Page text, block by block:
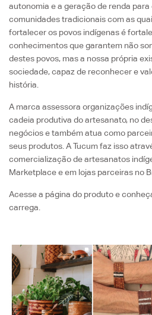
autonomia e a geração de renda para
comunidades tradicionais com as
fortalecer os povos indígenas é
conhecimentos que garantem não
destes povos, mas a nossa própria
sociedade, capaz de reconhecer e
história.
A marca assessora organizações
cadeia produtiva do artesanato, no
negócios e também atua como
seus produtos. A Tucum faz isso
comercialização de artesanatos
Marketplace e em lojas parceiras no
Acesse a página do produto e
carrega.